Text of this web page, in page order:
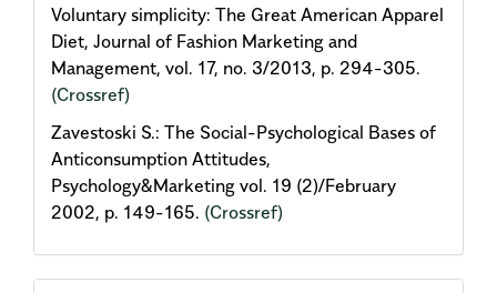
Voluntary simplicity: The Great American Apparel
Diet, Journal of Fashion Marketing and
Management, vol. 17, no. 3/2013, p. 294-305.
(Crossref)
Zavestoski S.: The Social-Psychological Bases of
Anticonsumption Attitudes,
Psychology&Marketing vol. 19 (2)/February
2002, p. 149-165. (Crossref)